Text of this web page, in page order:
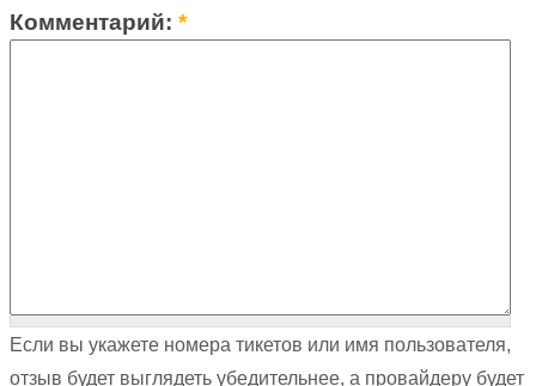
Комментарий:*
Если вы укажете номера тикетов или имя пользователя,
отзыв будет выглядеть убедительнее, а провайдеру будет